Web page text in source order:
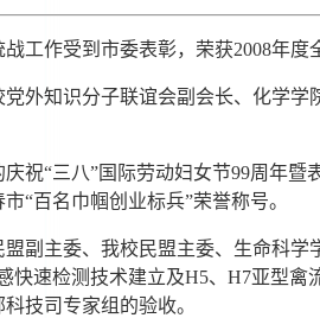
战工作受到市委表彰，荣获2008年
外知识分子联谊会副会长、化学学
祝“三八”国际劳动妇女节99周年
“百名巾帼创业标兵”荣誉称号。
副主委、我校民盟主委、生命科
快速检测技术建立及H5、H7亚型
技司专家组的验收。